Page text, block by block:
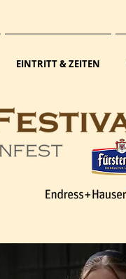
EINTRITT & ZEITEN